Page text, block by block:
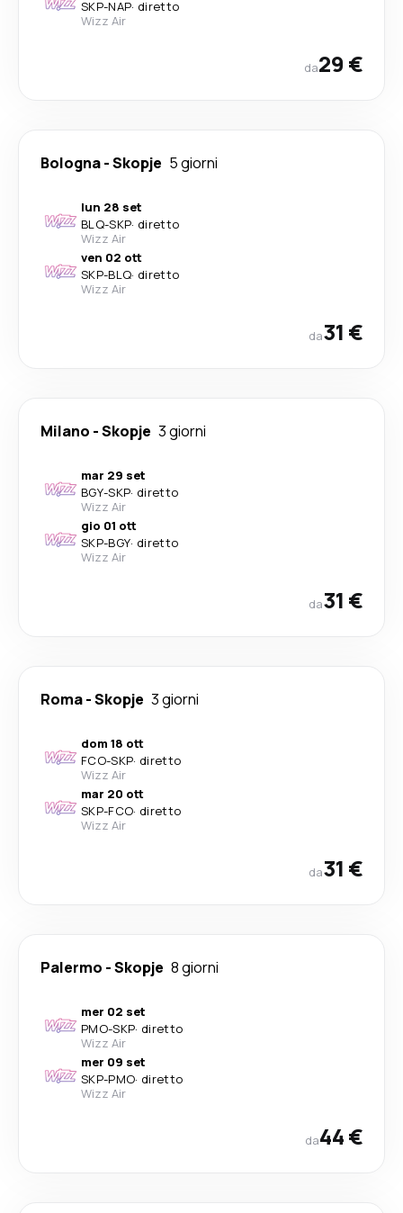
SKP-NAP· diretto
Wizz Air
da29 €
Bologna-Skopje 5 giorni
lun 28 set
BLQ-SKP· diretto
Wizz Air
ven 02 ott
SKP-BLQ· diretto
Wizz Air
da31 €
Milano -Skopje 3 giorni
mar 29 set
BGY-SKP· diretto
Wizz Air
gio 01 ott
SKP-BGY· diretto
Wizz Air
da31 €
Roma-Skopje 3 giorni
dom 18 ott
FCO-SKP· diretto
Wizz Air
mar 20 ott
SKP-FCO· diretto
Wizz Air
da31 €
Palermo -Skopje 8 giorni
mer 02 set
PMO-SKP· diretto
Wizz Air
mer 09 set
SKP-PMO· diretto
Wizz Air
da44 €